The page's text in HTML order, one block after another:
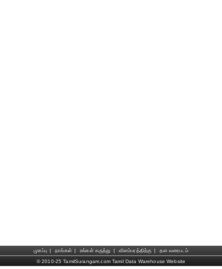
முகப்பு | நாங்கள் | உங்கள் கருத்து | விளம்பரத்திற்கு |
தள வரைபடம்
© 2010-25 TamilSurangam.com Tamil Data Warehouse Website